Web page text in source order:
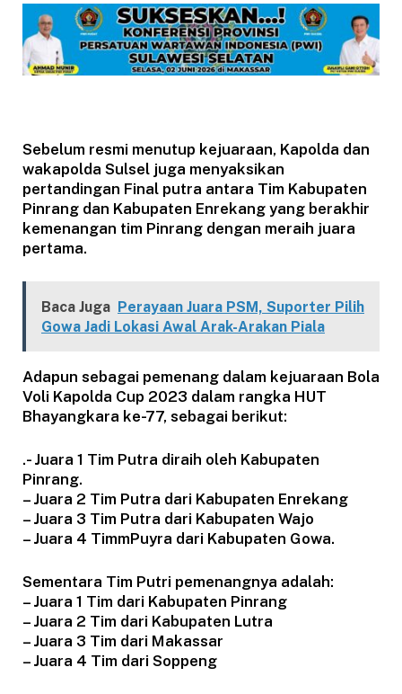
Sebelum resmi menutup kejuaraan, Kapolda dan
wakapolda Sulsel juga menyaksikan
pertandingan Final putra antara Tim Kabupaten
Pinrang dan Kabupaten Enrekang yang berakhir
kemenangan tim Pinrang dengan meraih juara
pertama.
Baca Juga Perayaan Juara PSM, Suporter Pilih
Gowa Jadi Lokasi Awal Arak-Arakan Piala
Adapun sebagai pemenang dalam kejuaraan Bola
Voli Kapolda Cup 2023 dalam rangka HUT
Bhayangkara ke-77, sebagai berikut:
.- Juara 1 Tim Putra diraih oleh Kabupaten
Pinrang.
– Juara 2 Tim Putra dari Kabupaten Enrekang
– Juara 3 Tim Putra dari Kabupaten Wajo
– Juara 4 TimmPuyra dari Kabupaten Gowa.
Sementara Tim Putri pemenangnya adalah:
– Juara 1 Tim dari Kabupaten Pinrang
– Juara 2 Tim dari Kabupaten Lutra
– Juara 3 Tim dari Makassar
– Juara 4 Tim dari Soppeng